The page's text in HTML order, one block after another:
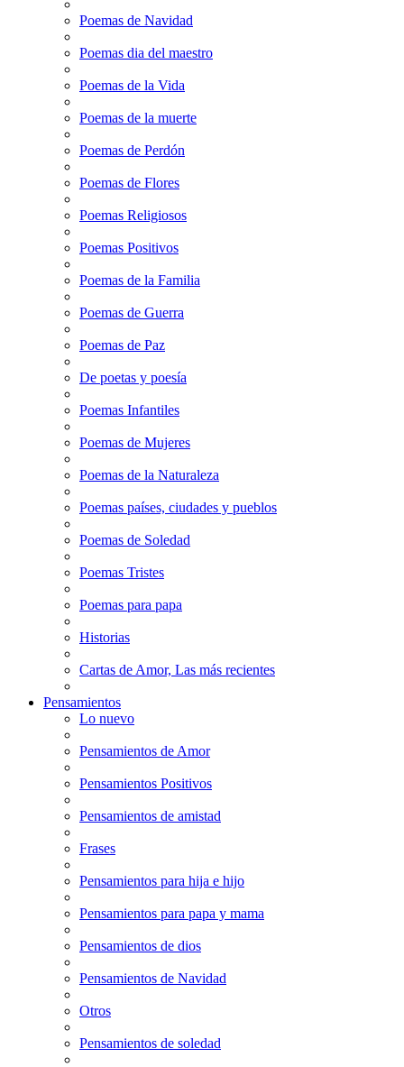
Poemas de Navidad
Poemas dia del maestro
Poemas de la Vida
Poemas de la muerte
Poemas de Perdón
Poemas de Flores
Poemas Religiosos
Poemas Positivos
Poemas de la Familia
Poemas de Guerra
Poemas de Paz
De poetas y poesía
Poemas Infantiles
Poemas de Mujeres
Poemas de la Naturaleza
Poemas países, ciudades y pueblos
Poemas de Soledad
Poemas Tristes
Poemas para papa
Historias
Cartas de Amor, Las más recientes
Pensamientos
Lo nuevo
Pensamientos de Amor
Pensamientos Positivos
Pensamientos de amistad
Frases
Pensamientos para hija e hijo
Pensamientos para papa y mama
Pensamientos de dios
Pensamientos de Navidad
Otros
Pensamientos de soledad